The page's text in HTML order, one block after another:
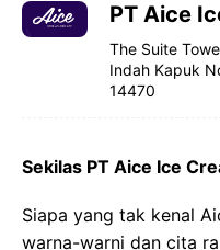
PT Aice
The Suite
Indah Kapuk
14470
Sekilas PT Aice Ice
Siapa yang tak kenal
warna-warni dan cita